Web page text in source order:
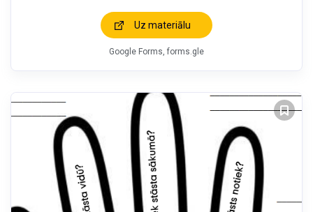
Uz materiālu
Google Forms, forms.gle